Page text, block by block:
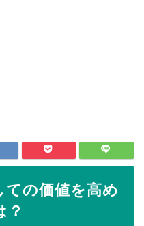
ての価値を高め
？